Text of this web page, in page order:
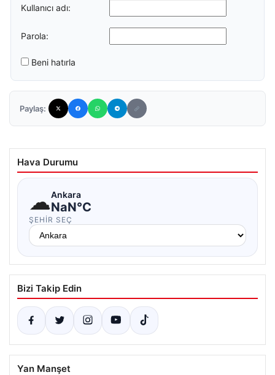
Kullanıcı adı:
Parola:
Beni hatırla
Paylaş:
Hava Durumu
☁Ankara
NaN°C
ŞEHIR SEÇ
Bizi Takip Edin
Yan Manşet